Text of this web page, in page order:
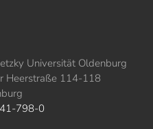
Universität Oldenburg
Heerstraße 114-118
798-0